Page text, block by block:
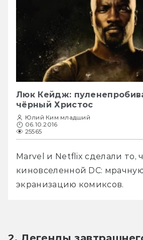
Люк Кейдж:
чёрный Христос
Юлий Ким младший
06.10.2016
25565
Marvel и Netflix сделали то,
киновселенной DC:
экранизацию комиксов.